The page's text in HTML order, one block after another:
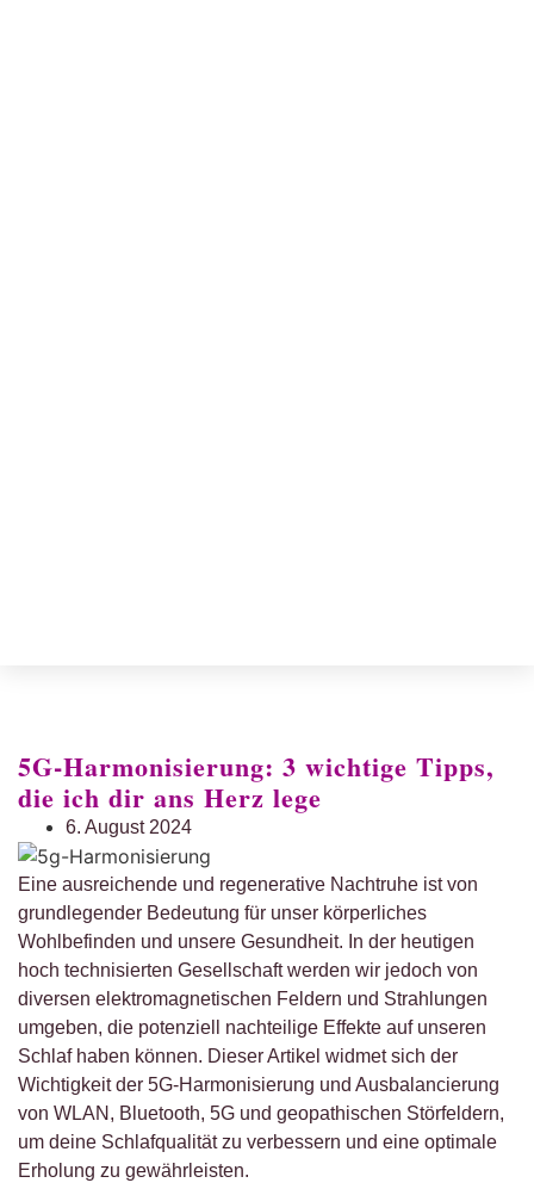
5G-Harmonisierung: 3 wichtige Tipps,
die ich dir ans Herz lege
6. August 2024
Eine ausreichende und regenerative Nachtruhe ist von
grundlegender Bedeutung für unser körperliches
Wohlbefinden und unsere Gesundheit. In der heutigen
hoch technisierten Gesellschaft werden wir jedoch von
diversen elektromagnetischen Feldern und Strahlungen
umgeben, die potenziell nachteilige Effekte auf unseren
Schlaf haben können. Dieser Artikel widmet sich der
Wichtigkeit der 5G-Harmonisierung und Ausbalancierung
von WLAN, Bluetooth, 5G und geopathischen Störfeldern,
um deine Schlafqualität zu verbessern und eine optimale
Erholung zu gewährleisten.